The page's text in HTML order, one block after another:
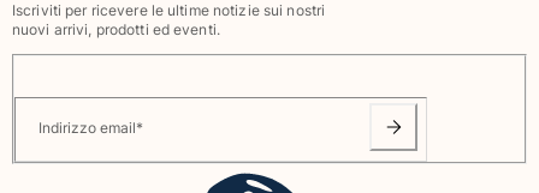
Ispirazioni
Magazine
La Maison Vilebrequin
Iscriviti per ricevere le ultime notizie sui nostri
nuovi arrivi, prodotti ed eventi.
Indirizzo email*